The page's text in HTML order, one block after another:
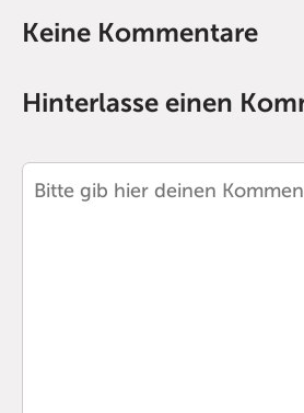
Keine Kommentare
Hinterlasse einen